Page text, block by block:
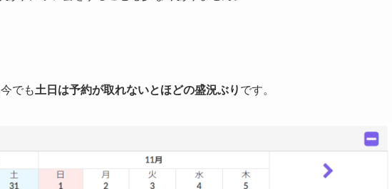
でも土日は予約が取れないとほどの盛況ぶり です。